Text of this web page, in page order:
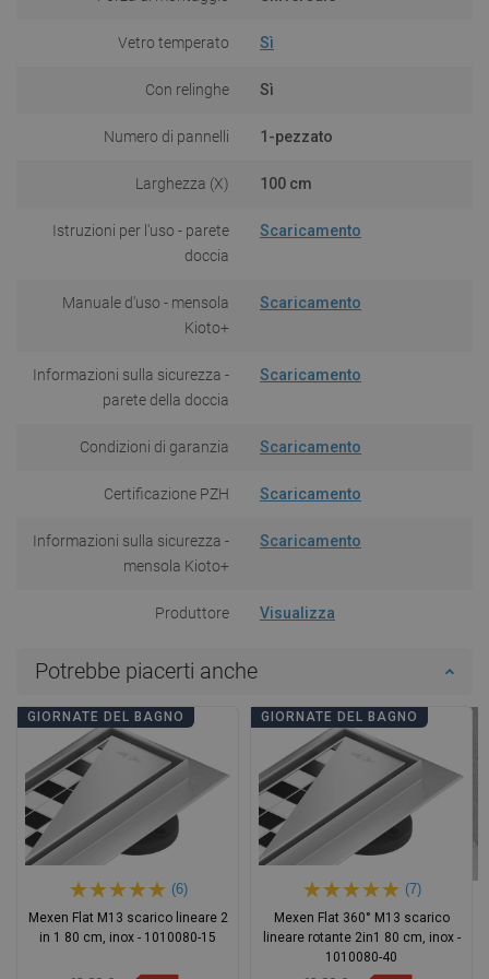
Vetro temperato Sì
Con relinghe Sì
Numero di pannelli 1-pezzato
Larghezza (X) 100 cm
Istruzioni per l'uso - parete
doccia
Scaricamento
Manuale d'uso - mensola
Kioto+
Scaricamento
Informazioni sulla sicurezza -
parete della doccia
Scaricamento
Condizioni di garanzia Scaricamento
Certificazione PZH Scaricamento
Informazioni sulla sicurezza -
mensola Kioto+
Scaricamento
Produttore Visualizza
Potrebbe piacerti anche
GIORNATE DEL BAGNO
(6)
Mexen Flat M13 scarico lineare 2
in 1 80 cm, inox - 1010080-15
GIORNATE DEL BAGNO
(7)
Mexen Flat 360° M13 scarico
lineare rotante 2in1 80 cm, inox -
1010080-40